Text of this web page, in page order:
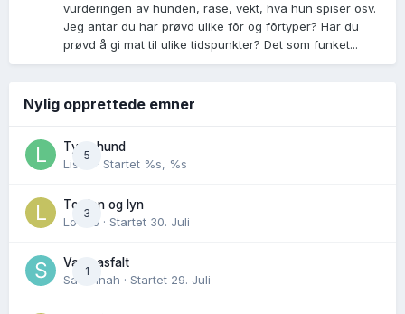
vurderingen av hunden, rase, vekt, hva hun spiser osv.
Jeg antar du har prøvd ulike fõr og fõrtyper? Har du
prøvd å gi mat til ulike tidspunkter? Det som funket...
Nylig opprettede emner
5
Tynn hund
Lisen
· Startet %s, %s
3
Torden og lyn
Lovise · Startet 30. Juli
1
Varm asfalt
Savannah · Startet 29. Juli